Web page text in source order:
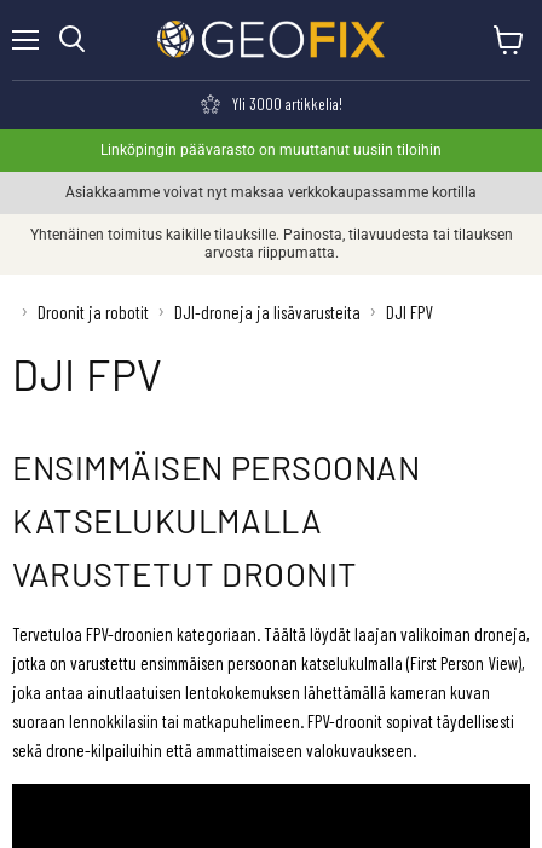
Yli 3000 artikkelia!
Linköpingin päävarasto on muuttanut uusiin tiloihin
Asiakkaamme voivat nyt maksaa verkkokaupassamme kortilla
Yhtenäinen toimitus kaikille tilauksille. Painosta, tilavuudesta tai tilauksen
arvosta riippumatta.
› Droonit ja robotit › DJI-droneja ja lisävarusteita › DJI FPV
DJI FPV
ENSIMMÄISEN PERSOONAN
KATSELUKULMALLA
VARUSTETUT DROONIT
Tervetuloa FPV-droonien kategoriaan. Täältä löydät laajan valikoiman droneja,
jotka on varustettu ensimmäisen persoonan katselukulmalla (First Person View),
joka antaa ainutlaatuisen lentokokemuksen lähettämällä kameran kuvan
suoraan lennokkilasiin tai matkapuhelimeen. FPV-droonit sopivat täydellisesti
sekä drone-kilpailuihin että ammattimaiseen valokuvaukseen.